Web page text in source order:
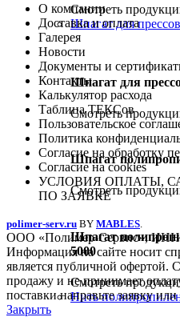
Смотреть
Шпагат для
Шпагат для
Смотреть
Шпагат
Смотреть
Шпагат
5000
Смотреть
Нить
О компании
Доставка и оплата
Галерея
Новости
Документы и
Контакты
Калькулятор расхода
Таблица ТЕКСов
Пользовательское
Политика
Согласие на обработку
Согласие на cookies
УСЛОВИЯ ОПЛАТЫ,
ПО ЗАЯВКЕ
polimer-serv.ru BY MABLES
ООО «Полимер-Сервис», ИНН
Информация на сайте носит
является публичной офертой.
продажу и не принимает
поставки направьте заявку
Закрыть